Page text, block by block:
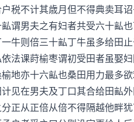
税不计其歳月但不得典卖耳
谓男夫之有妇者共受六十畆
牛则倍三十畆丁牛虽多给田
法课莳榆枣谓初受田者虽娶
地亦十六畆也桑田用力最多
见在男夫及丁口其合给田畆
正从正倍从倍不得隔越他畔